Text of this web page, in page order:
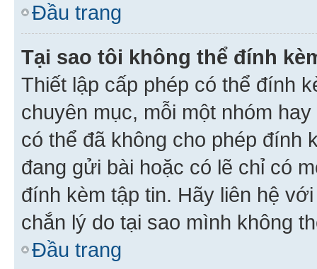
Đầu trang
Tại sao tôi không thể đính
Thiết lập cấp phép có thể đính
chuyên mục, mỗi một nhóm
có thể đã không cho phép đính
đang gửi bài hoặc có lẽ chỉ có
đính kèm tập tin. Hãy liên hệ
chắn lý do tại sao mình không
Đầu trang